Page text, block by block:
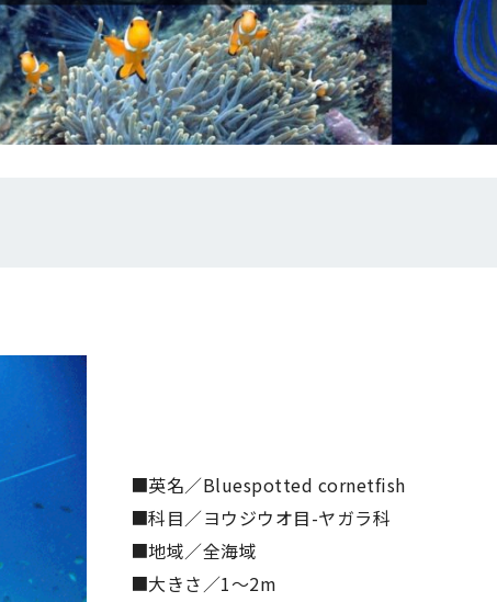
■英名／Bluespotted cornetfish
■科目／ヨウジウオ目-ヤガラ科
■地域／全海域
■大きさ／1〜2m